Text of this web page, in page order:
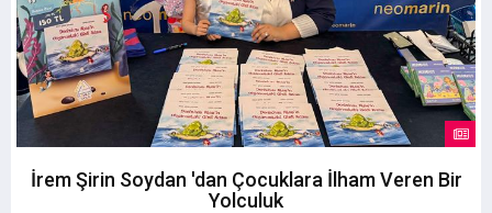
İrem Şirin Soydan 'dan Çocuklara İlham Veren Bir
Yolculuk